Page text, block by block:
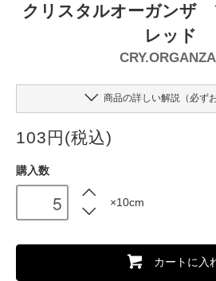
クリスタルオーガンザ
レッド
商品の詳しい解説（必ず
103円(税込)
購入数
×10cm
カートに入